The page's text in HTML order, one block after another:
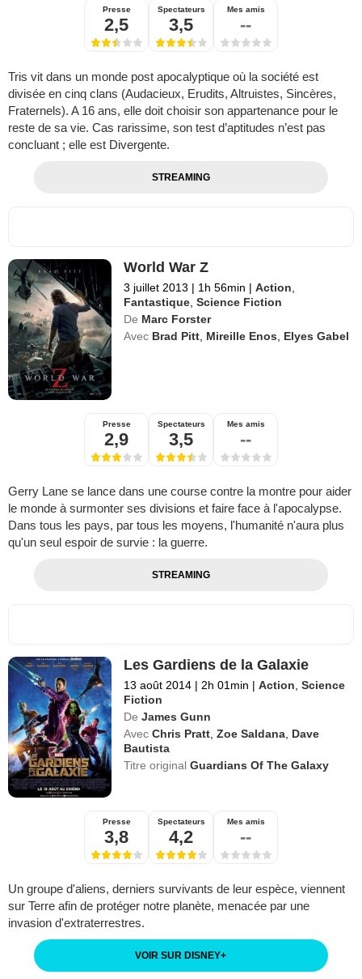
Presse
2,5
Spectateurs
3,5
Mes amis
--
Tris vit dans un monde post apocalyptique où la société est
divisée en cinq clans (Audacieux, Erudits, Altruistes, Sincères,
Fraternels). A 16 ans, elle doit choisir son appartenance pour le
reste de sa vie. Cas rarissime, son test d’aptitudes n’est pas
concluant ; elle est Divergente.
STREAMING
World War Z
3 juillet 2013 | 1h 56min | Action
Fantastique ,Science Fiction
De Marc Forster
Avec Brad Pitt Mireille Enos Elyes Gabel
Presse
2,9
Spectateurs
3,5
Mes amis
--
Gerry Lane se lance dans une course contre la montre pour aider
le monde à surmonter ses divisions et faire face à l'apocalypse.
Dans tous les pays, par tous les moyens, l'humanité n'aura plus
qu'un seul espoir de survie : la guerre.
STREAMING
Les Gardiens de la Galaxie
13 août 2014 | 2h 01min | Action ,Science
Fiction
De James Gunn
Avec Chris Pratt ,Zoe Saldana Dave
Bautista
Titre originalGuardians Of The Galaxy
Presse
3,8
Spectateurs
4,2
Mes amis
--
Un groupe d'aliens, derniers survivants de leur espèce, viennent
sur Terre afin de protéger notre planète, menacée par une
invasion d'extraterrestres.
VOIR SUR DISNEY+